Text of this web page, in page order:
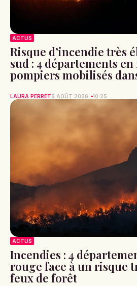
ACTUS
Risque d’incendie très
sud : 4 départements en
pompiers mobilisés
LAURA PERRET6 AOÛT 2026 10:25
ACTUS
Incendies : 4
rouge face à un risque
feux de forêt